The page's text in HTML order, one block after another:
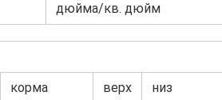
дюйма/кв. дюйм
корма верх низ